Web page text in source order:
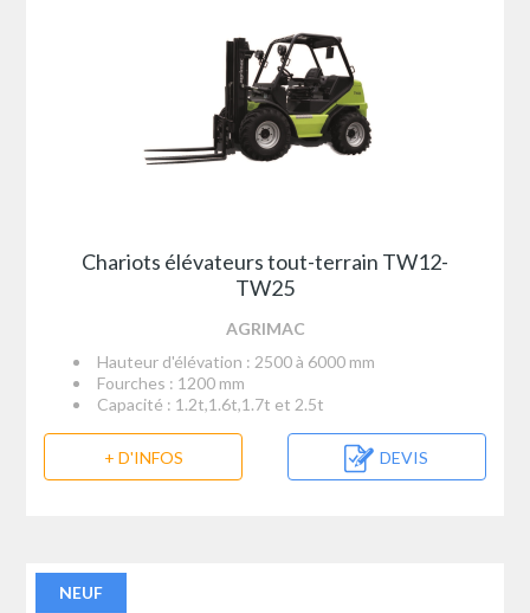
Chariots élévateurs tout-terrain TW12-
TW25
AGRIMAC
Hauteur d'élévation : 2500 à 6000 mm
Fourches : 1200 mm
Capacité : 1.2t,1.6t,1.7t et 2.5t
+ D'INFOS DEVIS
NEUF